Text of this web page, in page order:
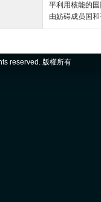
平利用核能的
由妨碍成员国
reserved. 版權所有